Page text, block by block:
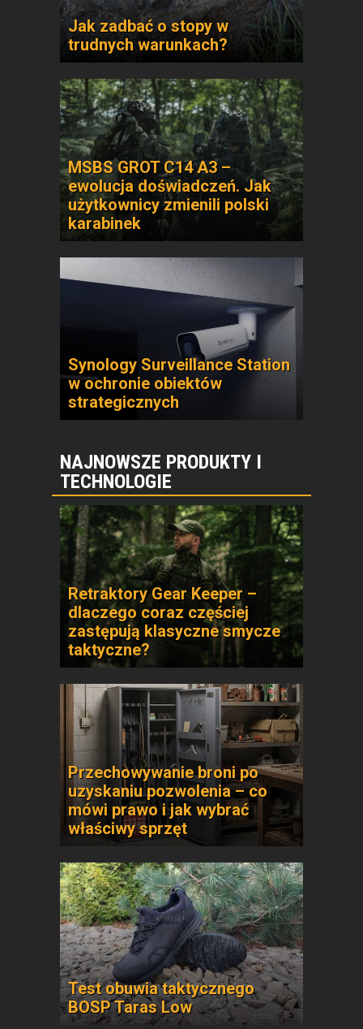
Jak zadbać o stopy w
trudnych warunkach?
MSBS GROT C14 A3 –
ewolucja doświadczeń. Jak
użytkownicy zmienili polski
karabinek
Synology Surveillance Station
w ochronie obiektów
strategicznych
NAJNOWSZE PRODUKTY I
TECHNOLOGIE
Retraktory Gear Keeper –
dlaczego coraz częściej
zastępują klasyczne smycze
taktyczne?
Przechowywanie broni po
uzyskaniu pozwolenia – co
mówi prawo i jak wybrać
właściwy sprzęt
Test obuwia taktycznego
BOSP Taras Low